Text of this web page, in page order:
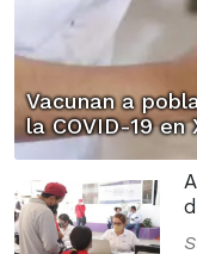
Vacunan a
la COVID-19 en